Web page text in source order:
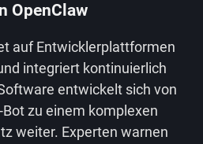
OpenClaw
auf Entwicklerplattformen
integriert kontinuierlich
entwickelt sich von
zu einem komplexen
weiter. Experten warnen